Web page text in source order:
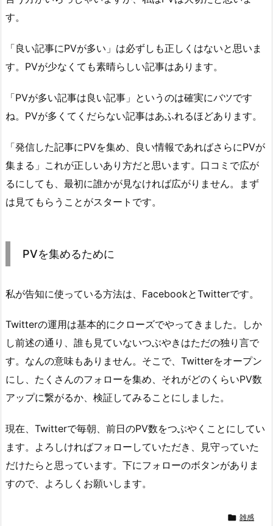
す。
「良い記事にPVが多い」は必ずしも正しくはないと思いま
す。PVが少なくても素晴らしい記事はあります。
「PVが多い記事は良い記事」というのは確実にバツです
ね。PVが多くてくだらない記事はあふれるほどあります。
「発信した記事にPVを集め、良い情報であればさらにPVが
集まる」これが正しいあり方だと思います。口コミで広が
るにしても、最初に誰かが見なければ広がりません。まず
は見てもらうことがスタートです。
PVを集めるために
私が告知に使っている方法は、FacebookとTwitterです。
Twitterの運用は基本的にクローズでやってきました。しか
し前述の通り、誰も見ていないつぶやきはただの独り言で
す。なんの意味もありません。そこで、Twitterをオープン
にし、たくさんのフォローを集め、それがどのくらいPV数
アップに繋がるか、検証してみることにしました。
現在、Twitterで毎朝、前日のPV数をつぶやくことにしてい
ます。よろしければフォローしていただき、見守っていた
だけたらと思っています。下にフォローのボタンがありま
すので、よろしくお願いします。
 雑感